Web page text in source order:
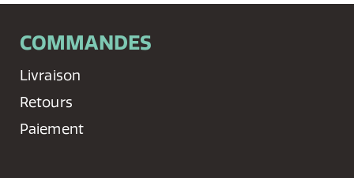
COMMANDES
Livraison
Retours
Paiement